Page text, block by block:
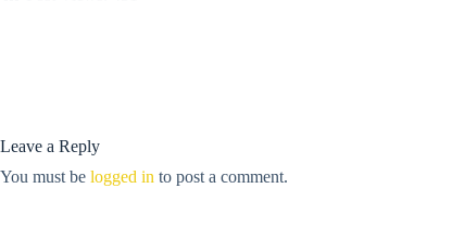
Leave a Reply
You must be logged in to post a comment.